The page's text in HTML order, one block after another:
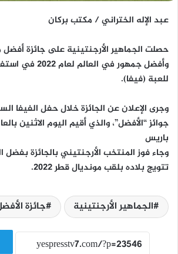
عبد الإله الختراني / مكتب بركان
حصلت الجماهير الأرجنتينية على جائزة
وأفضل جمهور في
للعبة (فيفا).
وجرى الإعلان عن الجائزة خلال حفل الفيفا
جوائز “الأفضل”، والذي أقيم اليوم الاثنين
باريس
وجاء فوز المنتخب الأرجنتيني بالجائزة
تتويج بلاده بلقب مونديال قطر 2022.
الجماهير الأرجنتينية جائزة